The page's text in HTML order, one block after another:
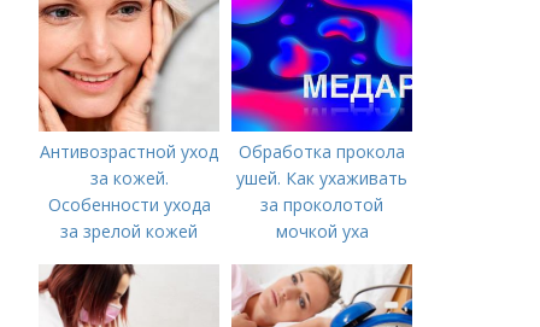
Антивозрастной уход
за кожей.
Особенности ухода
за зрелой кожей
Обработка прокола
ушей. Как ухаживать
за проколотой
мочкой уха